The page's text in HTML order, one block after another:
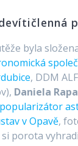
byla
, DDM
Daniela
v Opavě,
si porota